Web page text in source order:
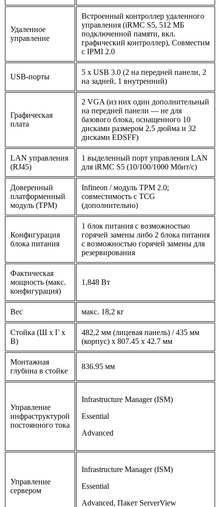
Удаленное
управление
Встроенный контроллер удаленного
управления (iRMC S5, 512 МБ
подключенной памяти, вкл.
графический контроллер), Совместим
с IPMI 2.0
USB-порты
5 x USB 3.0 (2 на передней панели, 2
на задней, 1 внутренний)
Графическая
плата
2 VGA (из них один дополнительный
на передней панели — не для
базового блока, оснащенного 10
дисками размером 2,5 дюйма и 32
дисками EDSFF)
LAN управления
(RJ45)
1 выделенный порт управления LAN
для iRMC S5 (10/100/1000 Мбит/с)
Доверенный
платформенный
модуль (TPM)
Infineon / модуль TPM 2.0;
совместимость с TCG
(дополнительно)
Конфигурация
блока питания
1 блок питания с возможностью
горячей замены либо 2 блока питания
с возможностью горячей замены для
резервирования
Фактическая
мощность (макс.
конфигурация)
1,848 Вт
Вес макс. 18,2 кг
Стойка (Ш x Г x
В)
482,2 мм (лицевая панель) / 435 мм
(корпус) x 807.45 x 42.7 мм
Монтажная
глубина в стойке
836.95 мм
Управление
инфраструктурой
постоянного тока
Infrastructure Manager (ISM)
Essential
Advanced
Управление
сервером
Infrastructure Manager (ISM)
Essential
Advanced, Пакет ServerView